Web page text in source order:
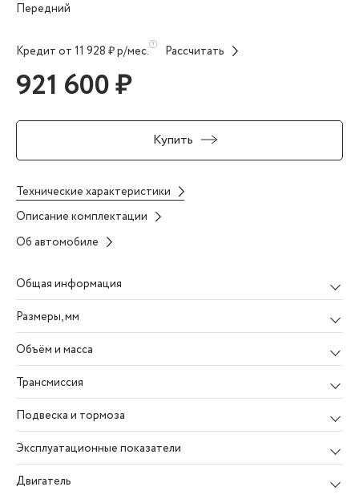
Передний
Кредит от 11 928 ₽ р/мес. Рассчитать
921 600 ₽
Купить
Технические характеристики
Описание комплектации
Об автомобиле
Общая информация
Размеры, мм
Объём и масса
Трансмиссия
Подвеска и тормоза
Эксплуатационные показатели
Двигатель